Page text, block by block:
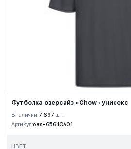
Футболка оверсайз «Chow» унисекс
В наличии:7 697 шт.
Артикул:oas-6561CA01
ЦВЕТ